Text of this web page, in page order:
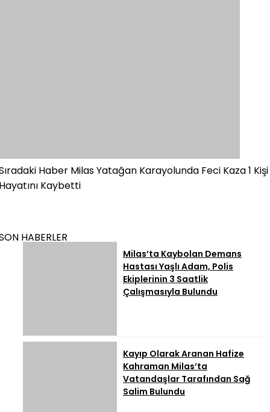
Haber Milas Yatağan Karayolunda Feci Kaza 1 Kişi
Kaybetti
HABERLER
Milas’ta Kaybolan Demans
Hastası Yaşlı Adam, Polis
Ekiplerinin 3 Saatlik
Çalışmasıyla Bulundu
Kayıp Olarak Aranan Hafize
Kahraman Milas’ta
Vatandaşlar Tarafından Sağ
Salim Bulundu